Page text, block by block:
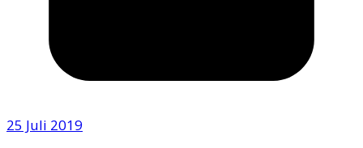
25 Juli 2019